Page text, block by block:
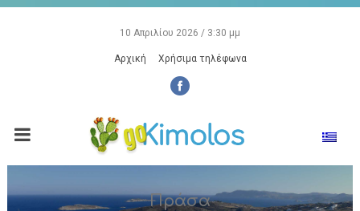
10 Απριλίου 2026 / 3:30 μμ
Αρχική Χρήσιμα τηλέφωνα
Πράσα